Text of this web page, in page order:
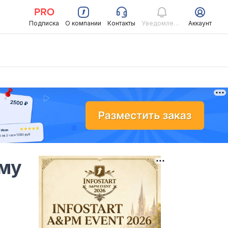
Подписка О компании Контакты Уведомления Аккаунт